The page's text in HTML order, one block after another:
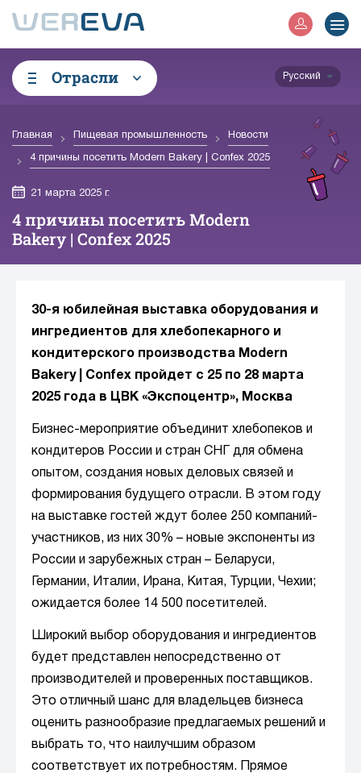
Отрасли Русский
Главная Пищевая промышленность Новости
4 причины посетить Modern Bakery | Confex 2025
21 марта 2025 г.
4 причины посетить Modern
Bakery | Confex 2025
30-я юбилейная выставка оборудования и
ингредиентов для хлебопекарного и
кондитерского производства Modern
Bakery | Confex пройдет с 25 по 28 марта
2025 года в ЦВК «Экспоцентр», Москва
Бизнес-мероприятие объединит хлебопеков и
кондитеров России и стран СНГ для обмена
опытом, создания новых деловых связей и
формирования будущего отрасли. В этом году
на выставке гостей ждут более 250 компаний-
участников, из них 30% – новые экспоненты из
России и зарубежных стран – Беларуси,
Германии, Италии, Ирана, Китая, Турции, Чехии;
ожидается более 14 500 посетителей.
Широкий выбор оборудования и ингредиентов
будет представлен непосредственно от
производителей и проверенных поставщиков.
Это отличный шанс для владельцев бизнеса
оценить разнообразие предлагаемых решений и
выбрать то, что наилучшим образом
соответствует их потребностям. Прямое